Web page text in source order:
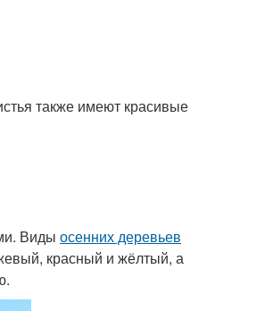
также имеют красивые
Виды осенних деревьев
красный и жёлтый, а